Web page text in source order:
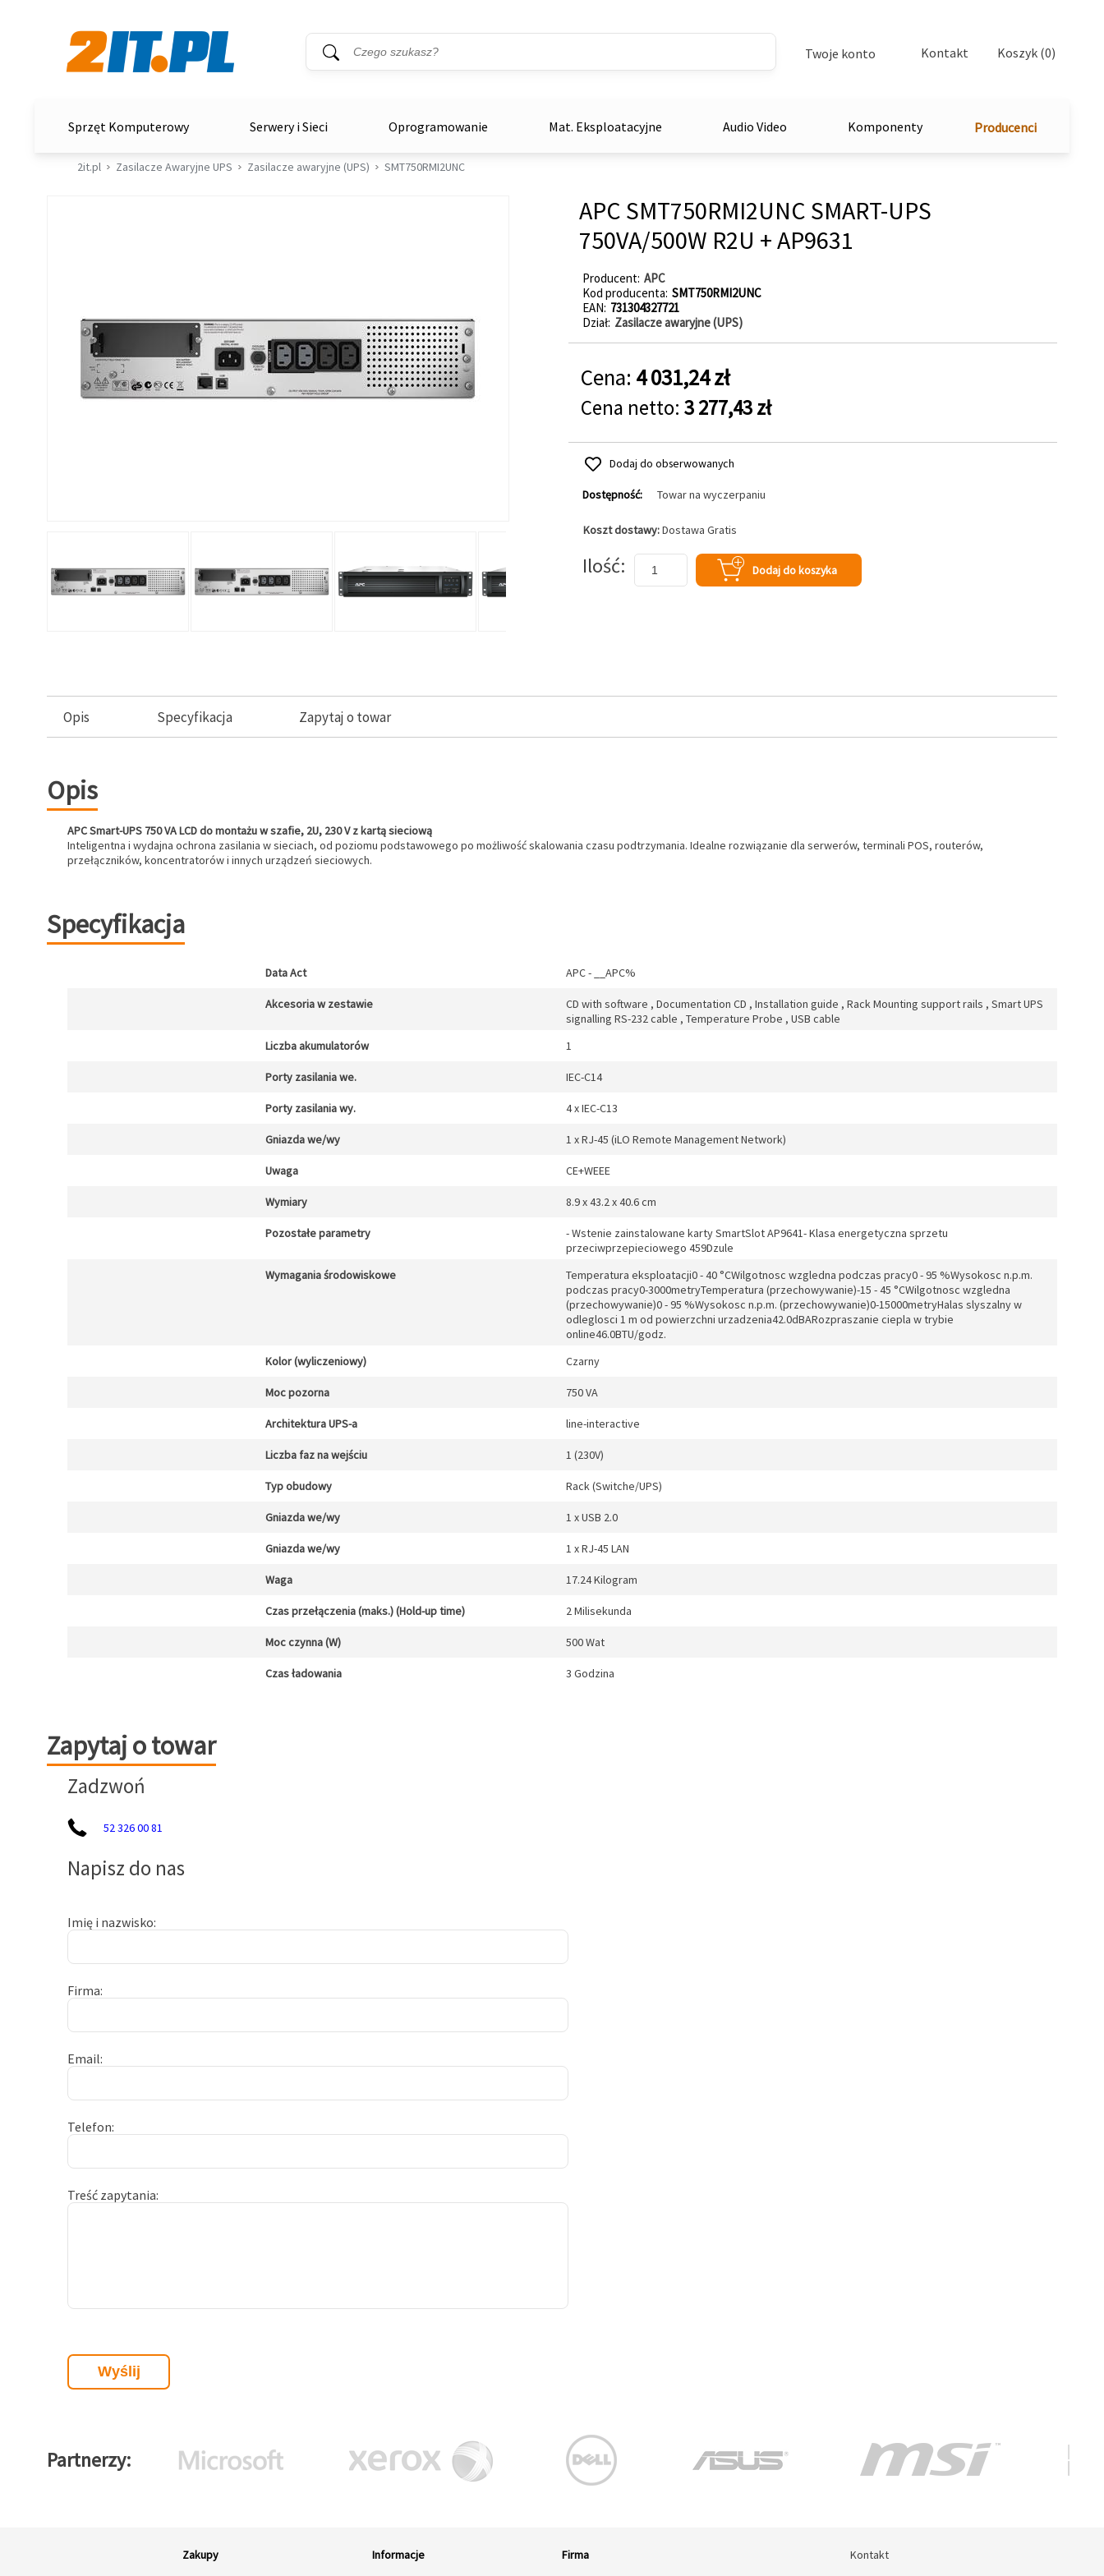
Wyszukiwarka
Słowo kluczowe
Twoje konto Kontakt Koszyk (0)
Sprzęt Komputerowy Serwery i Sieci Oprogramowanie Mat. Eksploatacyjne Audio Video Komponenty Producenci
2it.pl Zasilacze Awaryjne UPS Zasilacze awaryjne (UPS) SMT750RMI2UNC
APC SMT750RMI2UNC SMART-UPS
750VA/500W R2U + AP9631
Producent APC
Kod producenta SMT750RMI2UNC
EAN 731304327721
Dział Zasilacze awaryjne (UPS)
Cena: 4 031,24 zł
Cena netto: 3 277,43 zł
Dodaj do obserwowanych
Dostępność: Towar na wyczerpaniu
Koszt dostawy:Dostawa Gratis
Ilość Dodaj do koszyka
Opis Specyfikacja Zapytaj o towar
Opis
APC Smart-UPS 750 VA LCD do montażu w szafie, 2U, 230 V z kartą sieciową
Inteligentna i wydajna ochrona zasilania w sieciach, od poziomu podstawowego po możliwość skalowania czasu podtrzymania. Idealne rozwiązanie dla serwerów, terminali POS, routerów,
przełączników, koncentratorów i innych urządzeń sieciowych.
Specyfikacja
Data Act APC - __APC%
Akcesoria w zestawie
CD with software , Documentation CD , Installation guide , Rack Mounting support rails , Smart UPS
signalling RS-232 cable , Temperature Probe , USB cable
Liczba akumulatorów
1
Porty zasilania we. IEC-C14
Porty zasilania wy. 4 x IEC-C13
Gniazda we/wy 1 x RJ-45 (iLO Remote Management Network)
Uwaga CE+WEEE
Wymiary 8.9 x 43.2 x 40.6 cm
Pozostałe parametry
- Wstenie zainstalowane karty SmartSlot AP9641- Klasa energetyczna sprzetu
przeciwprzepieciowego 459Dzule
Wymagania środowiskowe
Temperatura eksploatacji0 - 40 °CWilgotnosc wzgledna podczas pracy0 - 95 %Wysokosc n.p.m.
podczas pracy0-3000metryTemperatura (przechowywanie)-15 - 45 °CWilgotnosc wzgledna
(przechowywanie)0 - 95 %Wysokosc n.p.m. (przechowywanie)0-15000metryHalas slyszalny w
odleglosci 1 m od powierzchni urzadzenia42.0dBARozpraszanie ciepla w trybie
online46.0BTU/godz.
Kolor (wyliczeniowy)
Czarny
Moc pozorna 750 VA
Architektura UPS-a line-interactive
Liczba faz na wejściu 1 (230V)
Typ obudowy Rack (Switche/UPS)
Gniazda we/wy 1 x USB 2.0
Gniazda we/wy 1 x RJ-45 LAN
Waga 17.24 Kilogram
Czas przełączenia (maks.) (Hold-up time) 2 Milisekunda
Moc czynna (W) 500 Wat
Czas ładowania 3 Godzina
Zapytaj o towar
Zapytaj o towar
Zadzwoń
52 326 00 81
Napisz do nas
Imię i nazwisko
Firma
Email
Telefon
Treść zapytania
Partnerzy
Zakupy
Informacje
Firma
Kontakt
Kontakt